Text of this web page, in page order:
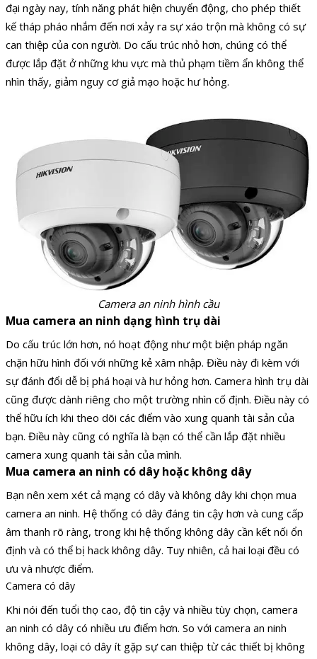
đại ngày nay, tính năng phát hiện chuyển động, cho phép thiết
kế tháp pháo nhắm đến nơi xảy ra sự xáo trộn mà không có sự
can thiệp của con người. Do cấu trúc nhỏ hơn, chúng có thể
được lắp đặt ở những khu vực mà thủ phạm tiềm ẩn không thể
nhìn thấy, giảm nguy cơ giả mạo hoặc hư hỏng.
Camera an ninh hình cầu
Mua camera an ninh dạng hình trụ dài
Do cấu trúc lớn hơn, nó hoạt động như một biện pháp ngăn
chặn hữu hình đối với những kẻ xâm nhập. Điều này đi kèm với
sự đánh đổi dễ bị phá hoại và hư hỏng hơn. Camera hình trụ dài
cũng được dành riêng cho một trường nhìn cố định. Điều này có
thể hữu ích khi theo dõi các điểm vào xung quanh tài sản của
bạn. Điều này cũng có nghĩa là bạn có thể cần lắp đặt nhiều
camera xung quanh tài sản của mình.
Mua camera an ninh có dây hoặc không dây
Bạn nên xem xét cả mạng có dây và không dây khi chọn mua
camera an ninh. Hệ thống có dây đáng tin cậy hơn và cung cấp
âm thanh rõ ràng, trong khi hệ thống không dây cần kết nối ổn
định và có thể bị hack không dây. Tuy nhiên, cả hai loại đều có
ưu và nhược điểm.
Camera có dây
Khi nói đến tuổi thọ cao, độ tin cậy và nhiều tùy chọn, camera
an ninh có dây có nhiều ưu điểm hơn. So với camera an ninh
không dây, loại có dây ít gặp sự can thiệp từ các thiết bị không